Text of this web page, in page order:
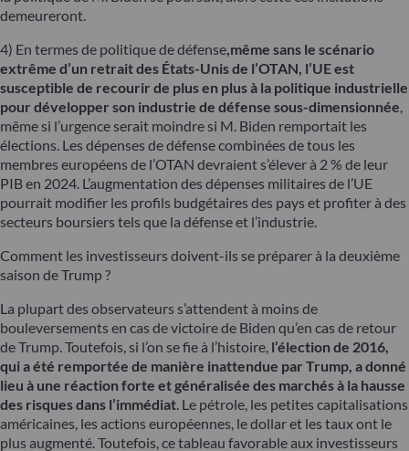
demeureront.
4) En termes de politique de défense,même sans le scénario
extrême d’un retrait des États-Unis de l’OTAN, l’UE est
susceptible de recourir de plus en plus à la politique industrielle
pour développer son industrie de défense sous-dimensionnée,
même si l’urgence serait moindre si M. Biden remportait les
élections. Les dépenses de défense combinées de tous les
membres européens de l’OTAN devraient s’élever à 2 % de leur
PIB en 2024. L’augmentation des dépenses militaires de l’UE
pourrait modifier les profils budgétaires des pays et profiter à des
secteurs boursiers tels que la défense et l’industrie.
Comment les investisseurs doivent-ils se préparer à la deuxième
saison de Trump ?
La plupart des observateurs s’attendent à moins de
bouleversements en cas de victoire de Biden qu’en cas de retour
de Trump. Toutefois, si l’on se fie à l’histoire, l’élection de 2016,
qui a été remportée de manière inattendue par Trump, a donné
lieu à une réaction forte et généralisée des marchés à la hausse
des risques dans l’immédiat. Le pétrole, les petites capitalisations
américaines, les actions européennes, le dollar et les taux ont le
plus augmenté. Toutefois, ce tableau favorable aux investisseurs